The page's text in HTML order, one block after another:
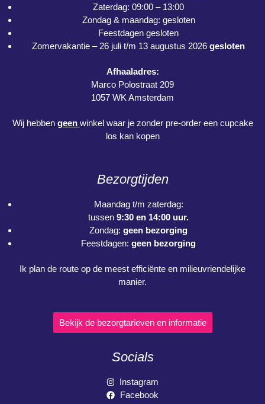
Zaterdag: 09:00 – 13:00
Zondag & maandag: gesloten
Feestdagen gesloten
Zomervakantie – 26 juli t/m 13 augustus 2026 gesloten
Afhaaladres:
Marco Polostraat 209
1057 WK Amsterdam
Wij hebben geen winkel waar je zonder pre-order een cupcake
los kan kopen
Bezorgtijden
Maandag t/m zaterdag:
tussen 9:30 en 14:00 uur.
Zondag: geen bezorging
Feestdagen: geen bezorging
Ik plan de route op de meest efficiënte en milieuvriendelijke
manier.
Bekijk de bezorgtarieven en informatie
Socials
Instagram
Facebook